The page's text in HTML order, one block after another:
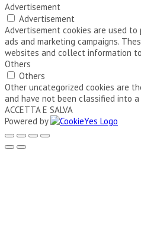
Advertisement
Advertisement
Advertisement cookies are used
ads and marketing campaigns.
websites and collect information
Others
Others
Other uncategorized cookies are
and have not been classified into
ACCETTA E SALVA
Powered by